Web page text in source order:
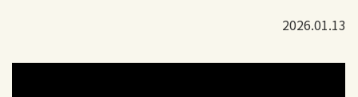
2026.01.13